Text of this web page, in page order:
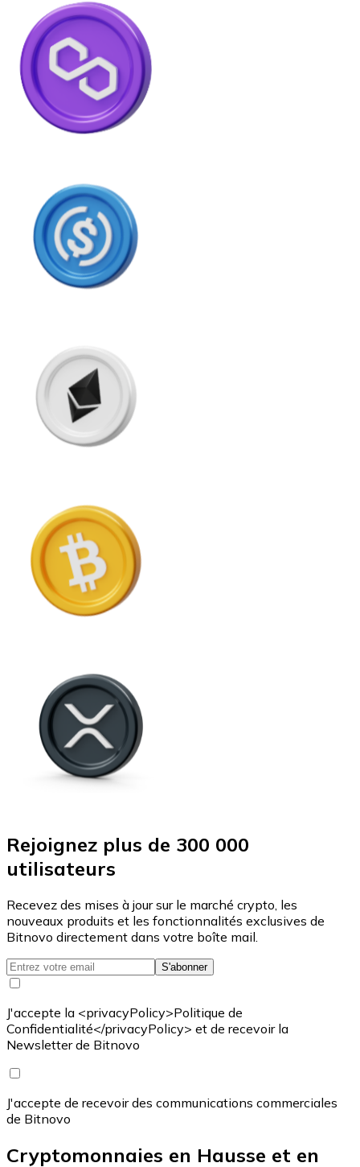
Rejoignez plus de 300 000
utilisateurs
Recevez des mises à jour sur le marché crypto, les
nouveaux produits et les fonctionnalités exclusives de
Bitnovo directement dans votre boîte mail.
S'abonner
J'accepte la <privacyPolicy>Politique de
Confidentialité</privacyPolicy> et de recevoir la
Newsletter de Bitnovo
J'accepte de recevoir des communications commerciales
de Bitnovo
Cryptomonnaies en Hausse et en